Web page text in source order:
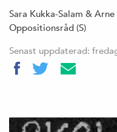
Sara Kukka-Salam &
Oppositionsråd (S)
Senast uppdaterad: